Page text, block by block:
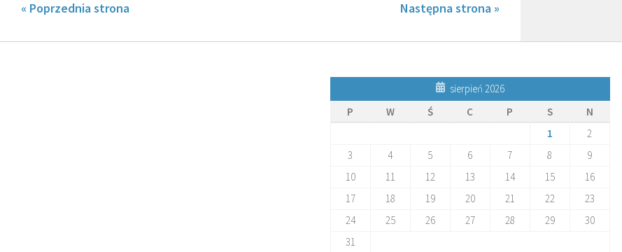
« Poprzednia strona Następna strona »
sierpień 2026
P
W Ś C P S
N
1
2
3
4 5 6 7 8
9
10
11 12 13 14 15
16
17
18 19 20 21 22
23
24
25 26 27 28 29
30
31